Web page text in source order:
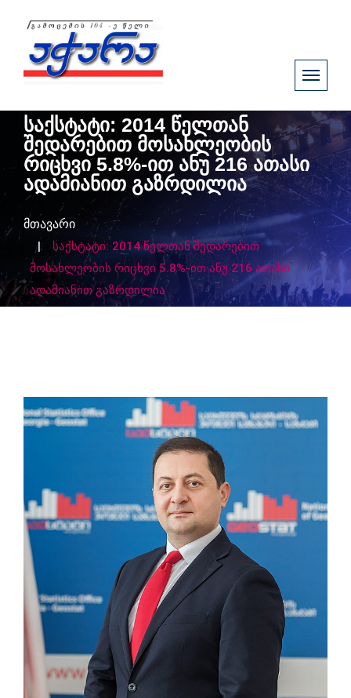
საქსტატი: 2014 წელთან
შედარებით მოსახლეობის
რიცხვი 5.8%-ით ანუ 216 ათასი
ადამიანით გაზრდილია
მთავარი
საქსტატი: 2014 წელთან შედარებით
მოსახლეობის რიცხვი 5.8%-ით ანუ 216 ათასი
ადამიანით გაზრდილია